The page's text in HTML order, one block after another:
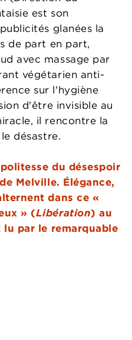
est son
glanées la
de part en part,
avec massage par
végétarien anti-
sur l'hygiène
d'être invisible au
il rencontre la
désastre.
du désespoir
de Melville. Élégance,
dans ce «
» (Libération) au
par le remarquable